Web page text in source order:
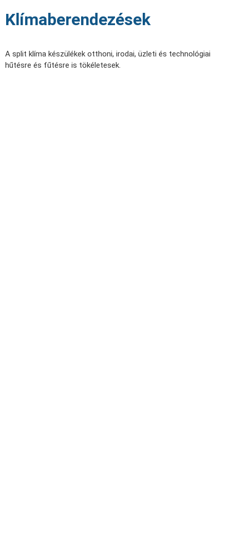
Klímaberendezések
A split klíma készülékek otthoni, irodai, üzleti és technológiai
hűtésre és fűtésre is tökéletesek.